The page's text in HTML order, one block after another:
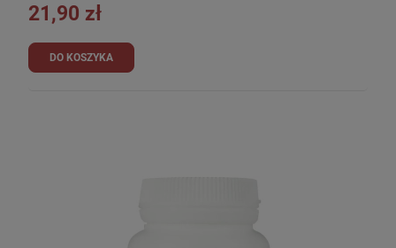
21,90 zł
DO KOSZYKA